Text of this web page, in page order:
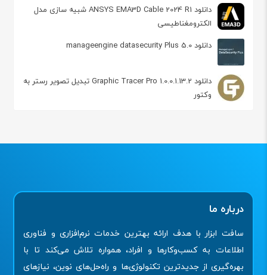
دانلود ANSYS EMA3D Cable 2024 R1 شبیه سازی مدل
الکترومغناطیسی
دانلود manageengine datasecurity Plus 5.0
دانلود Graphic Tracer Pro 1.0.0.1.13.2 تبدیل تصویر رستر به
وکتور
درباره ما
سافت ابزار با هدف ارائه بهترین خدمات نرم‌افزاری و فناوری
اطلاعات به کسب‌وکارها و افراد، همواره تلاش می‌کند تا با
بهره‌گیری از جدیدترین تکنولوژی‌ها و راه‌حل‌های نوین، نیازهای